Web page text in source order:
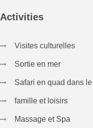
Activities
Visites culturelles
Sortie en mer
Safari en quad dans
famille et loisirs
Massage et Spa